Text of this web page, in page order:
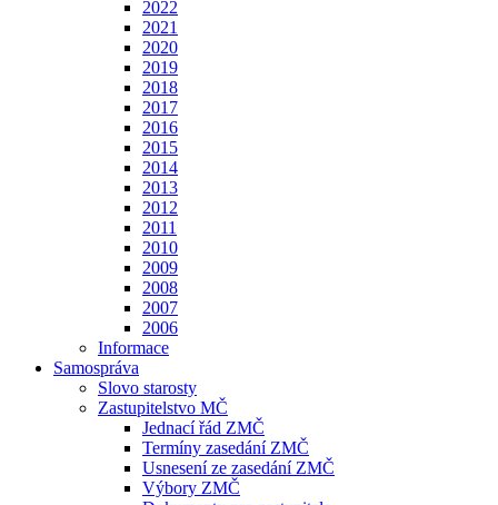
2022
2021
2020
2019
2018
2017
2016
2015
2014
2013
2012
2011
2010
2009
2008
2007
2006
Informace
Samospráva
Slovo starosty
Zastupitelstvo MČ
Jednací řád ZMČ
Termíny zasedání ZMČ
Usnesení ze zasedání ZMČ
Výbory ZMČ